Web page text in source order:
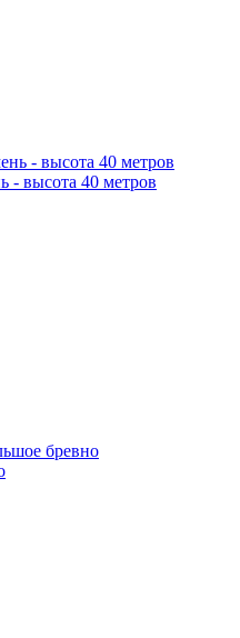
- высота 40 метров